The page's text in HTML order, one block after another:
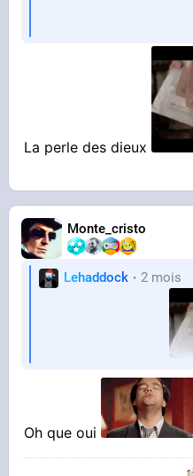
Le joyau de ma
Faut que je refasse
La perle des dieux
Monte_cristo
Lehaddock 2 mois
La perle des dieux
Oh que oui